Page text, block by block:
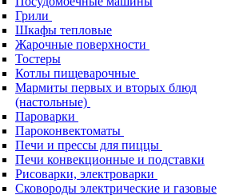
Грили
Шкафы тепловые
Жарочные поверхности
Тостеры
Котлы пищеварочные
Мармиты первых и вторых блюд
(настольные)
Пароварки
Пароконвектоматы
Печи и прессы для пиццы
Печи конвекционные и подставки
Рисоварки, электроварки
Сковороды электрические и газовые